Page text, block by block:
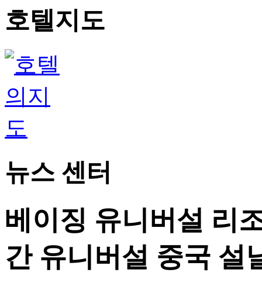
호텔지도
뉴스 센터
베이징 유니버설 리
간 유니버설 중국 설